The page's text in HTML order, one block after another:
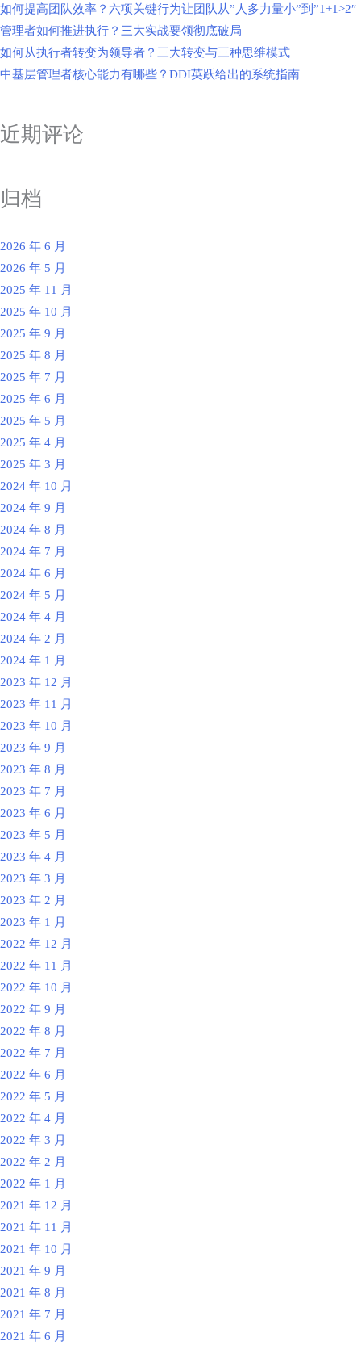
如何提高团队效率？六项关键行为让团队从”人多力量小”到”1+1>2″
管理者如何推进执行？三大实战要领彻底破局
如何从执行者转变为领导者？三大转变与三种思维模式
中基层管理者核心能力有哪些？DDI英跃给出的系统指南
近期评论
归档
2026 年 6 月
2026 年 5 月
2025 年 11 月
2025 年 10 月
2025 年 9 月
2025 年 8 月
2025 年 7 月
2025 年 6 月
2025 年 5 月
2025 年 4 月
2025 年 3 月
2024 年 10 月
2024 年 9 月
2024 年 8 月
2024 年 7 月
2024 年 6 月
2024 年 5 月
2024 年 4 月
2024 年 2 月
2024 年 1 月
2023 年 12 月
2023 年 11 月
2023 年 10 月
2023 年 9 月
2023 年 8 月
2023 年 7 月
2023 年 6 月
2023 年 5 月
2023 年 4 月
2023 年 3 月
2023 年 2 月
2023 年 1 月
2022 年 12 月
2022 年 11 月
2022 年 10 月
2022 年 9 月
2022 年 8 月
2022 年 7 月
2022 年 6 月
2022 年 5 月
2022 年 4 月
2022 年 3 月
2022 年 2 月
2022 年 1 月
2021 年 12 月
2021 年 11 月
2021 年 10 月
2021 年 9 月
2021 年 8 月
2021 年 7 月
2021 年 6 月